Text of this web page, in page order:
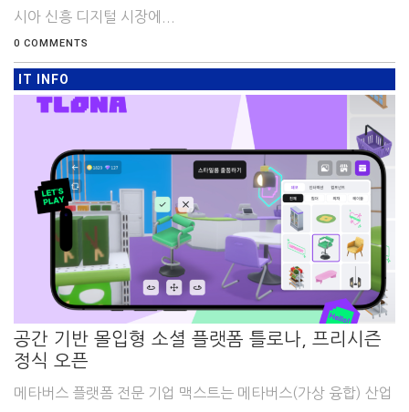
시아 신흥 디지털 시장에...
0 COMMENTS
IT INFO
공간 기반 몰입형 소셜 플랫폼 틀로나, 프리시즌
정식 오픈
메타버스 플랫폼 전문 기업 맥스트는 메타버스(가상 융합) 산업